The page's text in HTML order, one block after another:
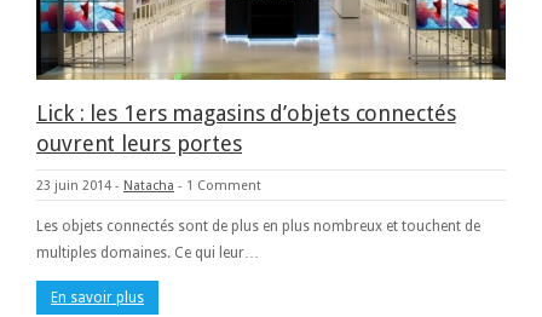
Lick : les 1ers magasins d’objets connectés
ouvrent leurs portes
23 juin 2014 - Natacha - 1 Comment
Les objets connectés sont de plus en plus nombreux et touchent de
multiples domaines. Ce qui leur…
En savoir plus